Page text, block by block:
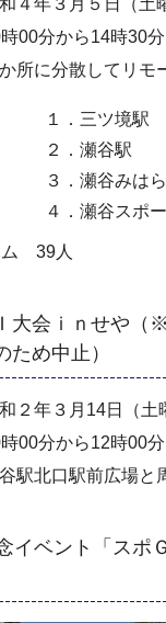
３月５日（土曜
分から14時30分
分散してリモー
境駅
谷駅
はらし
ポーツセ
10チーム
大会ｉｎせや（
ため中止）
３月14日（土曜
分から12時00分
口駅前広場と周
イベント「スポ